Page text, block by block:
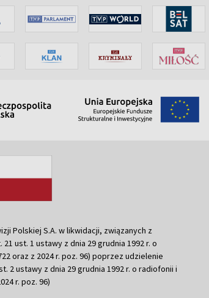
Polskiej S.A. w likwidacji, związanych z
ust. 1 ustawy z dnia 29 grudnia 1992 r. o
oraz z 2024 r. poz. 96) poprzez udzielenie
2 ustawy z dnia 29 grudnia 1992 r. o radiofonii i
r. poz. 96)